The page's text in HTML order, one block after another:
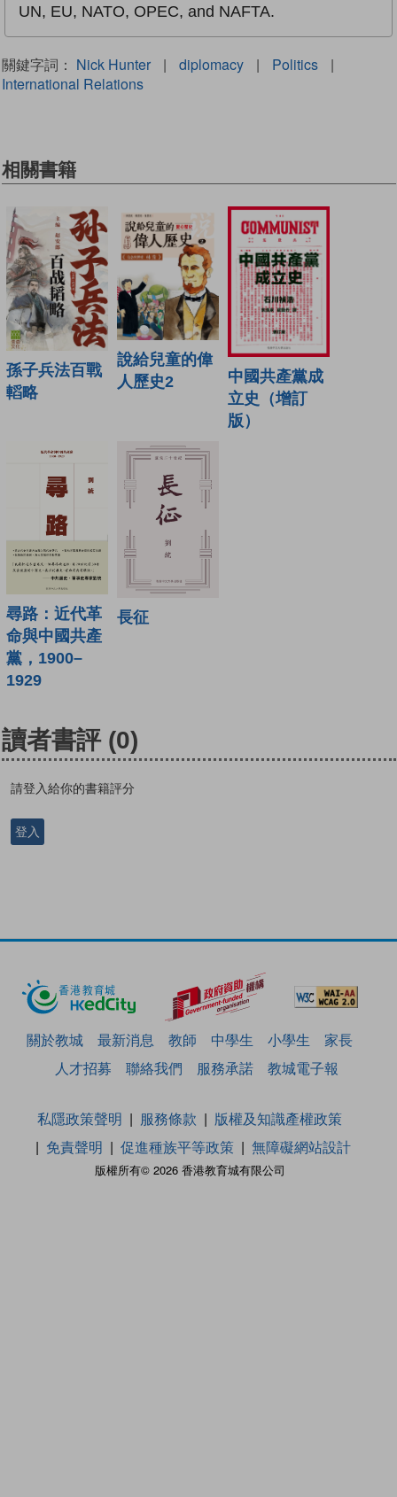
UN, EU, NATO, OPEC, and NAFTA.
關鍵字詞： Nick Hunter | diplomacy | Politics
|
International Relations
相關書籍
孫子兵法百戰
轁略
說給兒童的偉
人歷史2
中國共產黨成
立史（增訂
版）
尋路：近代革
命與中國共產
黨，1900–
1929
長征
讀者書評 (0)
請登入給你的書籍評分
登入
關於教城 最新消息 教師 中學生 小學生
家長
人才招募
聯絡我們 服務承諾 教城電子報
版權所有© 2026 香港教育城有限公司
私隱政策聲明 服務條款
版權及知識產權政策
免責聲明
促進種族平等政策 無障礙網站設計